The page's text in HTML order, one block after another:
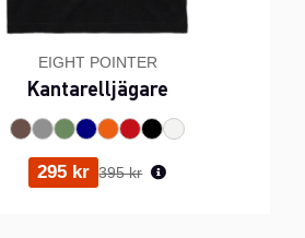
EIGHT POINTER
Kantarelljägare
295 kr Ordinarie pris:
395 kr